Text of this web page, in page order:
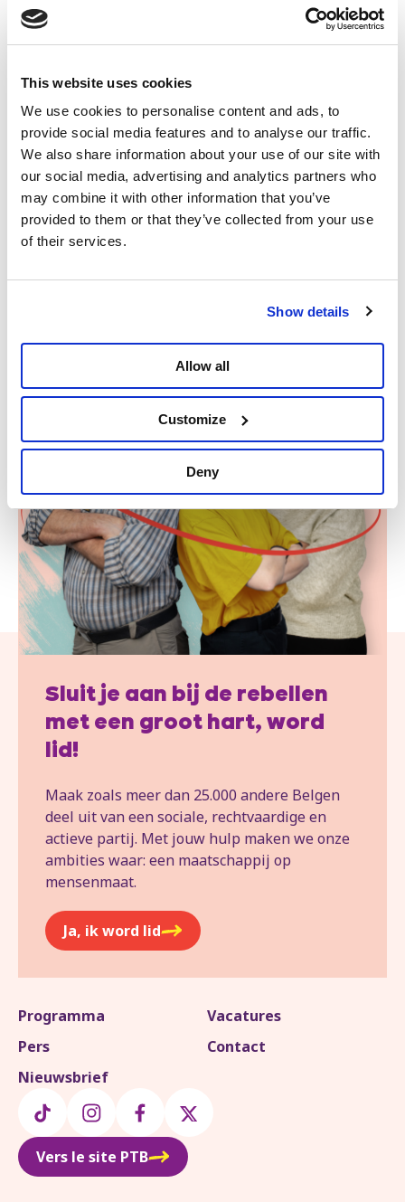
This website uses cookies
We use cookies to personalise content and ads, to
provide social media features and to analyse our traffic.
We also share information about your use of our site with
our social media, advertising and analytics partners who
may combine it with other information that you’ve
provided to them or that they’ve collected from your use
of their services.
Show details
Allow all
Customize
Deny
Volksvertegenwoordiger in de Kamer
TikTok
Facebook
Twitter
Meer over Gezondheidszorg
Video
Natalie Eggermont
Delen
Sluit je aan bij de rebellen
met een groot hart, word
lid!
Maak zoals meer dan 25.000 andere Belgen
deel uit van een sociale, rechtvaardige en
actieve partij. Met jouw hulp maken we onze
ambities waar: een maatschappij op
mensenmaat.
Ja, ik word lid
Programma
Vacatures
Pers
Contact
Nieuwsbrief
Vers le site PTB